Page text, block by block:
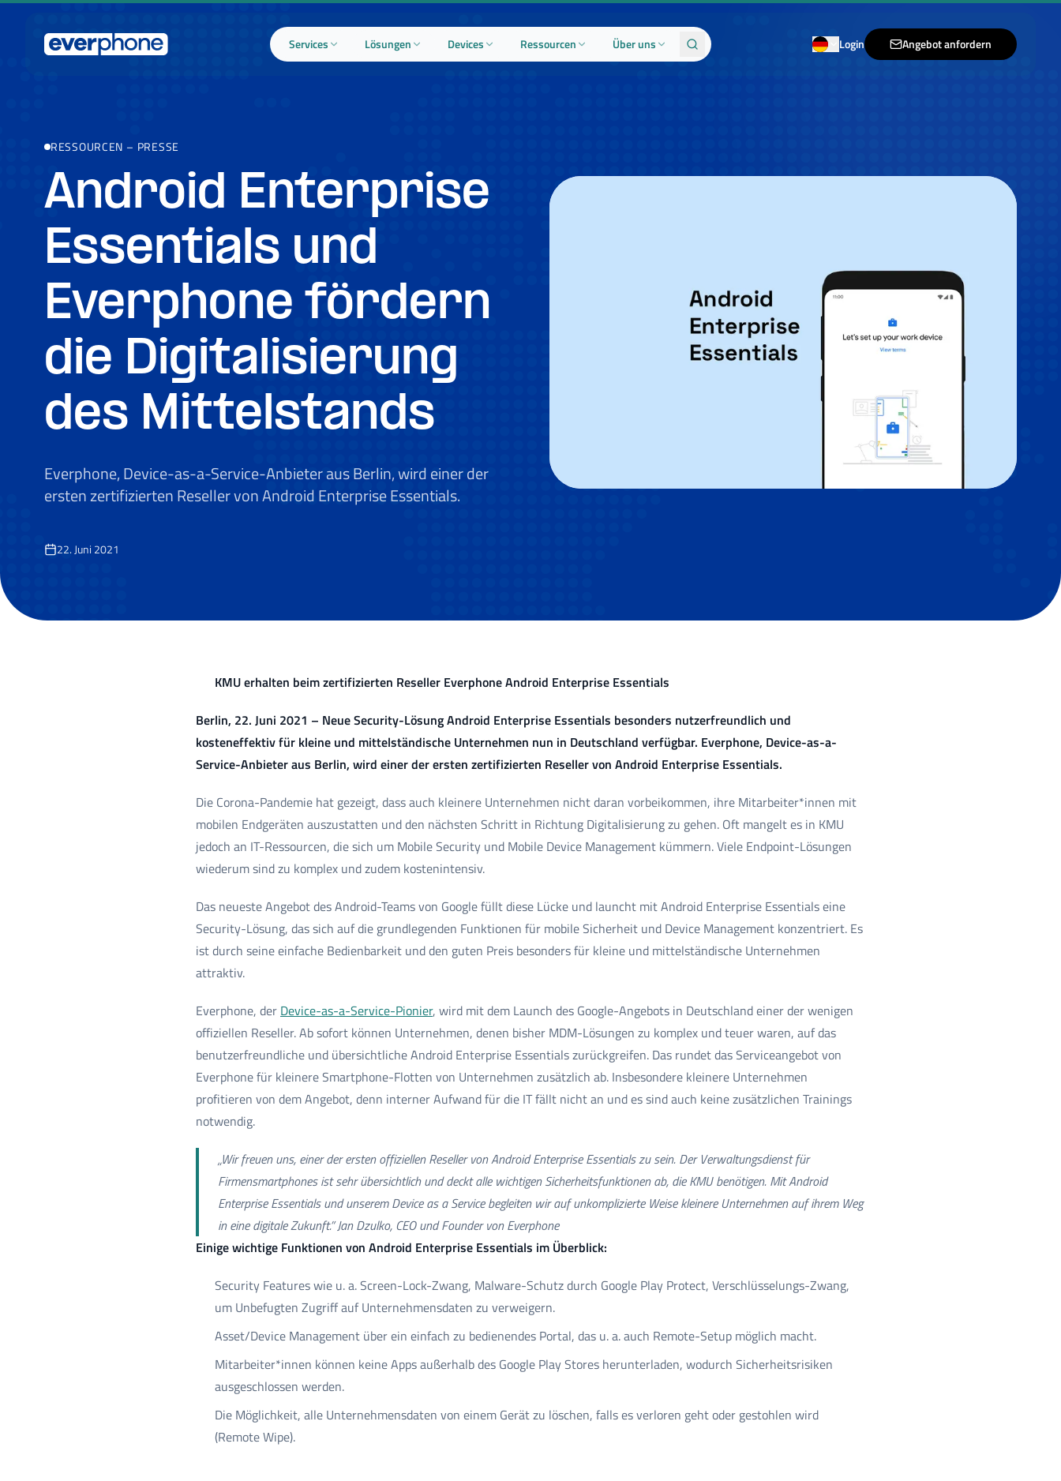
Skip to main content
Services Lösungen Devices Ressourcen Über uns Login Angebot anfordern
RESSOURCEN – PRESSE
Android Enterprise
Essentials und
Everphone fördern
die Digitalisierung
des Mittelstands
Everphone, Device-as-a-Service-Anbieter aus Berlin, wird einer der
ersten zertifizierten Reseller von Android Enterprise Essentials.
22. Juni 2021
KMU erhalten beim zertifizierten Reseller Everphone Android Enterprise Essentials
Berlin, 22. Juni 2021 – Neue Security-Lösung Android Enterprise Essentials besonders nutzerfreundlich und
kosteneffektiv für kleine und mittelständische Unternehmen nun in Deutschland verfügbar. Everphone, Device-as-a-
Service-Anbieter aus Berlin, wird einer der ersten zertifizierten Reseller von Android Enterprise Essentials.
Die Corona-Pandemie hat gezeigt, dass auch kleinere Unternehmen nicht daran vorbeikommen, ihre Mitarbeiter*innen mit
mobilen Endgeräten auszustatten und den nächsten Schritt in Richtung Digitalisierung zu gehen. Oft mangelt es in KMU
jedoch an IT-Ressourcen, die sich um Mobile Security und Mobile Device Management kümmern. Viele Endpoint-Lösungen
wiederum sind zu komplex und zudem kostenintensiv.
Das neueste Angebot des Android-Teams von Google füllt diese Lücke und launcht mit Android Enterprise Essentials eine
Security-Lösung, das sich auf die grundlegenden Funktionen für mobile Sicherheit und Device Management konzentriert. Es
ist durch seine einfache Bedienbarkeit und den guten Preis besonders für kleine und mittelständische Unternehmen
attraktiv.
Everphone, der Device-as-a-Service-Pionier, wird mit dem Launch des Google-Angebots in Deutschland einer der wenigen
offiziellen Reseller. Ab sofort können Unternehmen, denen bisher MDM-Lösungen zu komplex und teuer waren, auf das
benutzerfreundliche und übersichtliche Android Enterprise Essentials zurückgreifen. Das rundet das Serviceangebot von
Everphone für kleinere Smartphone-Flotten von Unternehmen zusätzlich ab. Insbesondere kleinere Unternehmen
profitieren von dem Angebot, denn interner Aufwand für die IT fällt nicht an und es sind auch keine zusätzlichen Trainings
notwendig.
„Wir freuen uns, einer der ersten offiziellen Reseller von Android Enterprise Essentials zu sein. Der Verwaltungsdienst für
Firmensmartphones ist sehr übersichtlich und deckt alle wichtigen Sicherheitsfunktionen ab, die KMU benötigen. Mit Android
Enterprise Essentials und unserem Device as a Service begleiten wir auf unkomplizierte Weise kleinere Unternehmen auf ihrem Weg
in eine digitale Zukunft.”Jan Dzulko, CEO und Founder von Everphone
Einige wichtige Funktionen von Android Enterprise Essentials im Überblick:
Security Features wie u. a. Screen-Lock-Zwang, Malware-Schutz durch Google Play Protect, Verschlüsselungs-Zwang,
um Unbefugten Zugriff auf Unternehmensdaten zu verweigern.
Asset/Device Management über ein einfach zu bedienendes Portal, das u. a. auch Remote-Setup möglich macht.
Mitarbeiter*innen können keine Apps außerhalb des Google Play Stores herunterladen, wodurch Sicherheitsrisiken
ausgeschlossen werden.
Die Möglichkeit, alle Unternehmensdaten von einem Gerät zu löschen, falls es verloren geht oder gestohlen wird
(Remote Wipe).